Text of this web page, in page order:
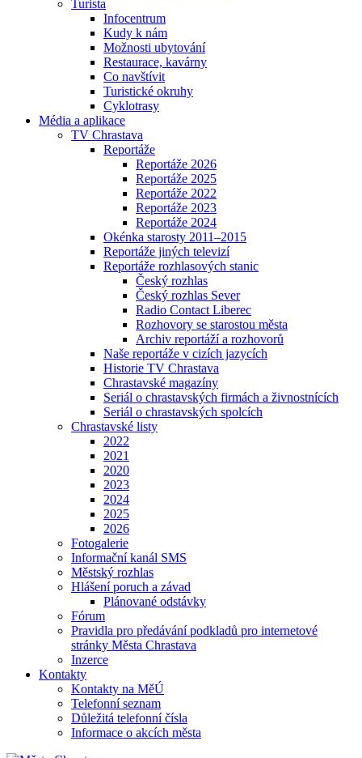
Turista
Infocentrum
Kudy k nám
Možnosti ubytování
Restaurace, kavárny
Co navštívit
Turistické okruhy
Cyklotrasy
Média a aplikace
TV Chrastava
Reportáže
Reportáže 2026
Reportáže 2025
Reportáže 2022
Reportáže 2023
Reportáže 2024
Okénka starosty 2011–2015
Reportáže jiných televizí
Reportáže rozhlasových stanic
Český rozhlas
Český rozhlas Sever
Radio Contact Liberec
Rozhovory se starostou města
Archiv reportáží a rozhovorů
Naše reportáže v cizích jazycích
Historie TV Chrastava
Chrastavské magazíny
Seriál o chrastavských firmách a živnostnících
Seriál o chrastavských spolcích
Chrastavské listy
2022
2021
2020
2023
2024
2025
2026
Fotogalerie
Informační kanál SMS
Městský rozhlas
Hlášení poruch a závad
Plánované odstávky
Fórum
Pravidla pro předávání podkladů pro internetové
stránky Města Chrastava
Inzerce
Kontakty
Kontakty na MěÚ
Telefonní seznam
Důležitá telefonní čísla
Informace o akcích města